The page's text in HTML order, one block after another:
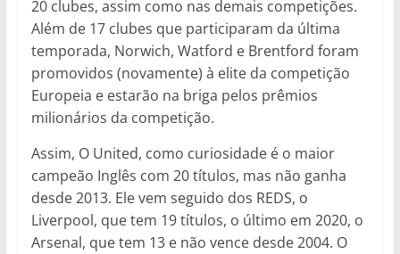
20 clubes, assim como nas demais competições.
Além de 17 clubes que participaram da última
temporada, Norwich, Watford e Brentford foram
promovidos (novamente) à elite da competição
Europeia e estarão na briga pelos prêmios
milionários da competição.
Assim, O United, como curiosidade é o maior
campeão Inglês com 20 títulos, mas não ganha
desde 2013. Ele vem seguido dos REDS, o
Liverpool, que tem 19 títulos, o último em 2020, o
Arsenal, que tem 13 e não vence desde 2004. O